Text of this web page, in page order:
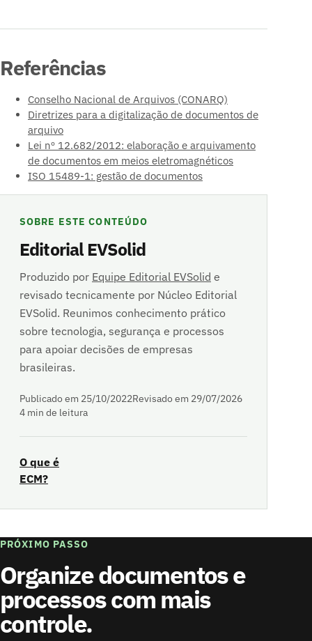
Referências
Conselho Nacional de Arquivos (CONARQ)
Diretrizes para a digitalização de documentos de
arquivo
Lei nº 12.682/2012: elaboração e arquivamento
de documentos em meios eletromagnéticos
ISO 15489-1: gestão de documentos
SOBRE ESTE CONTEÚDO
Editorial EVSolid
Produzido por Equipe Editorial EVSolid e
revisado tecnicamente por Núcleo Editorial
EVSolid. Reunimos conhecimento prático
sobre tecnologia, segurança e processos
para apoiar decisões de empresas
brasileiras.
Publicado em 25/10/2022Revisado em 29/07/2026
4 min de leitura
O que é
ECM?
PRÓXIMO PASSO
Organize documentos e
processos com mais
controle.